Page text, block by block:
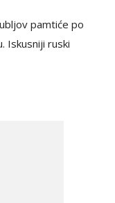
pamtiće po
Iskusniji ruski